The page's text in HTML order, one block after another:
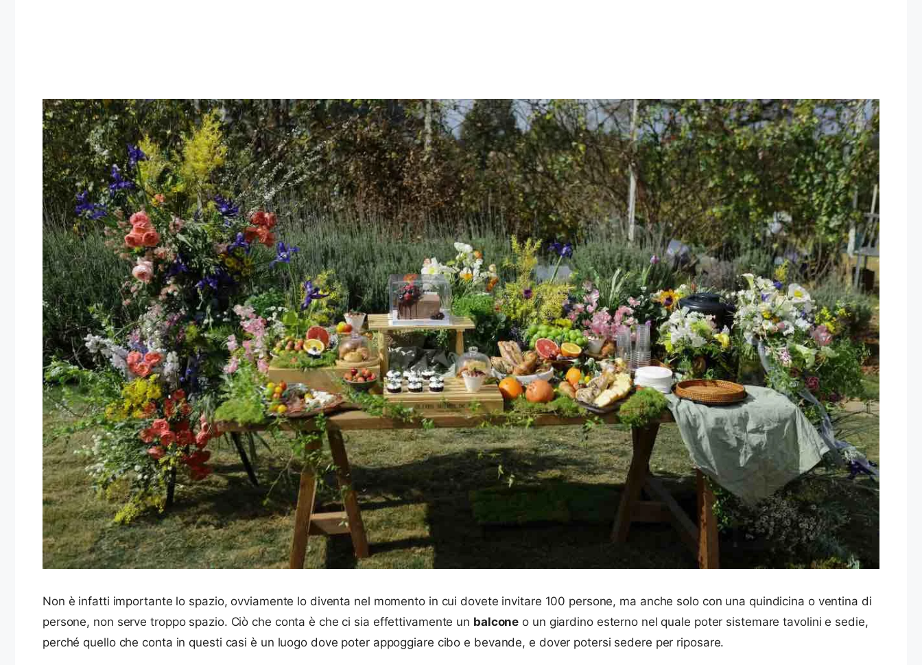
Non è infatti importante lo spazio, ovviamente lo diventa nel momento in cui dovete invitare 100 persone, ma anche solo con una quindicina o ventina di
persone, non serve troppo spazio. Ciò che conta è che ci sia effettivamente un balcone o un giardino esterno nel quale poter sistemare tavolini e sedie,
perché quello che conta in questi casi è un luogo dove poter appoggiare cibo e bevande, e dover potersi sedere per riposare.